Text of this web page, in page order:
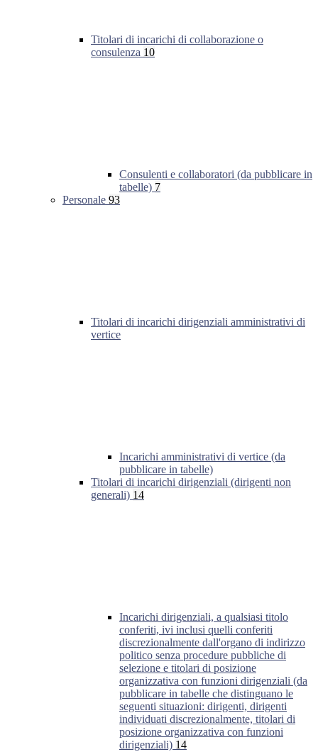
Titolari di incarichi di collaborazione o
consulenza 10
Consulenti e collaboratori (da pubblicare in
tabelle) 7
Personale 93
Titolari di incarichi dirigenziali amministrativi di
vertice
Incarichi amministrativi di vertice (da
pubblicare in tabelle)
Titolari di incarichi dirigenziali (dirigenti non
generali) 14
Incarichi dirigenziali, a qualsiasi titolo
conferiti, ivi inclusi quelli conferiti
discrezionalmente dall'organo di indirizzo
politico senza procedure pubbliche di
selezione e titolari di posizione
organizzativa con funzioni dirigenziali (da
pubblicare in tabelle che distinguano le
seguenti situazioni: dirigenti, dirigenti
individuati discrezionalmente, titolari di
posizione organizzativa con funzioni
dirigenziali) 14